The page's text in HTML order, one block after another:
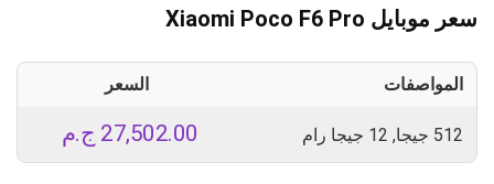
سعر موبايل Xiaomi Poco F6 Pro
المواصفات السعر
512 جيجا, 12 جيجا رام ج.م 27,502.00